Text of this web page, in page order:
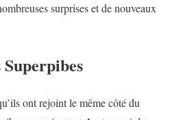
surprises et de nouveaux
ont rejoint le même côté du